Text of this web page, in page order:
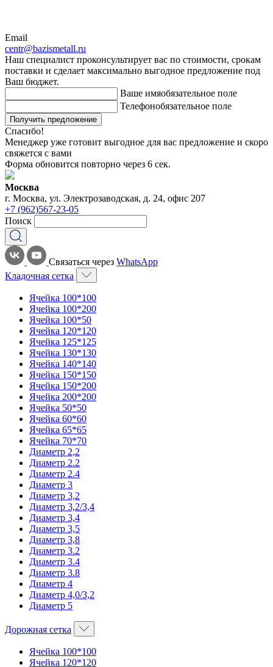
Email
centr@bazismetall.ru
Наш специалист проконсультирует вас по стоимости, срокам
поставки и сделает максимально выгодное предложение под
Ваш бюджет.
Ваше имяобязательное поле
Телефонобязательное поле
Получить предложение
Спасибо!
Менеджер уже готовит выгодное для вас предложение и скоро
свяжется с вами
Форма обновится повторно через 6 сек.
Москва
г. Москва, ул. Электрозаводская, д. 24, офис 207
+7 (962)567-23-05
Поиск
Связаться через WhatsApp
Кладочная сетка
Ячейка 100*100
Ячейка 100*200
Ячейка 100*50
Ячейка 120*120
Ячейка 125*125
Ячейка 130*130
Ячейка 140*140
Ячейка 150*150
Ячейка 150*200
Ячейка 200*200
Ячейка 50*50
Ячейка 60*60
Ячейка 65*65
Ячейка 70*70
Диаметр 2,2
Диаметр 2.2
Диаметр 2.4
Диаметр 3
Диаметр 3,2
Диаметр 3,2/3,4
Диаметр 3,4
Диаметр 3,5
Диаметр 3,8
Диаметр 3.2
Диаметр 3.4
Диаметр 3.8
Диаметр 4
Диаметр 4,0/3,2
Диаметр 5
Дорожная сетка
Ячейка 100*100
Ячейка 120*120